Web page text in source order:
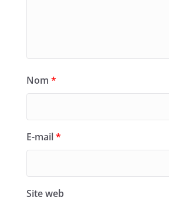
Nom *
E-mail*
Site web